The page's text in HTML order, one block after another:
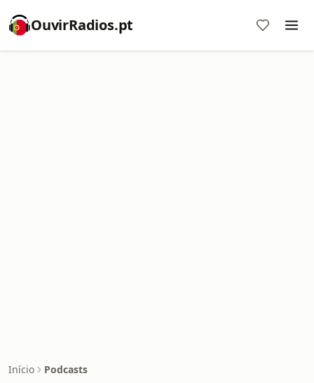
OuvirRadios.pt
Início Podcasts